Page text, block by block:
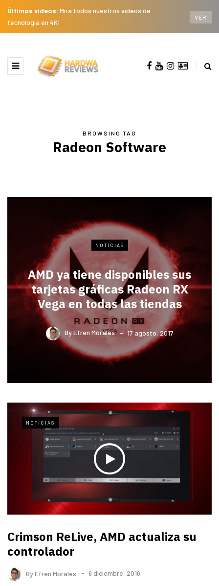
Últimos videos: Mira todos nuestros videos de
tecnología en 4K!
VER
BROWSING TAG
Radeon Software
NOTICIAS
AMD ya tiene disponibles sus
tarjetas gráficas Radeon RX
Vega en todas las tiendas
ByEfren Morales 17 agosto, 2017
NOTICIAS
Crimson ReLive, AMD actualiza su
controlador
ByEfren Morales 6 diciembre, 2016